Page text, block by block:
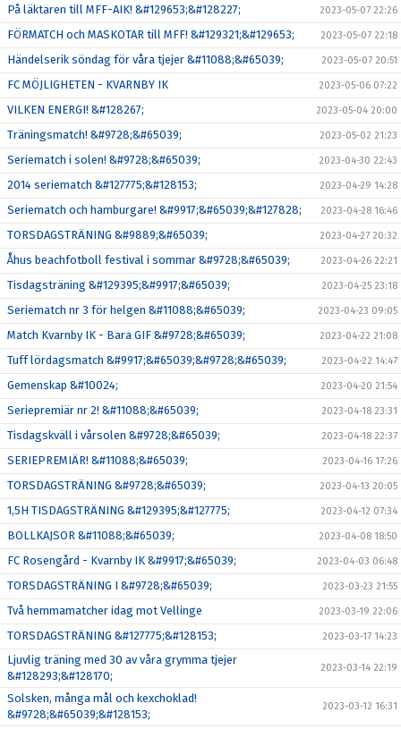
På läktaren till MFF-AIK! &#129653;&#128227; 2023-05-07 22:26
FÖRMATCH och MASKOTAR till MFF! &#129321;&#129653; 2023-05-07 22:18
Händelserik söndag för våra tjejer &#11088;&#65039; 2023-05-07 20:51
FC MÖJLIGHETEN - KVARNBY IK 2023-05-06 07:22
VILKEN ENERGI! &#128267; 2023-05-04 20:00
Träningsmatch! &#9728;&#65039; 2023-05-02 21:23
Seriematch i solen! &#9728;&#65039; 2023-04-30 22:43
2014 seriematch &#127775;&#128153; 2023-04-29 14:28
Seriematch och hamburgare! &#9917;&#65039;&#127828; 2023-04-28 16:46
TORSDAGSTRÄNING &#9889;&#65039; 2023-04-27 20:32
Åhus beachfotboll festival i sommar &#9728;&#65039; 2023-04-26 22:21
Tisdagsträning &#129395;&#9917;&#65039; 2023-04-25 23:18
Seriematch nr 3 för helgen &#11088;&#65039; 2023-04-23 09:05
Match Kvarnby IK - Bara GIF &#9728;&#65039; 2023-04-22 21:08
Tuff lördagsmatch &#9917;&#65039;&#9728;&#65039; 2023-04-22 14:47
Gemenskap &#10024; 2023-04-20 21:54
Seriepremiär nr 2! &#11088;&#65039; 2023-04-18 23:31
Tisdagskväll i vårsolen &#9728;&#65039; 2023-04-18 22:37
SERIEPREMIÄR! &#11088;&#65039; 2023-04-16 17:26
TORSDAGSTRÄNING &#9728;&#65039; 2023-04-13 20:05
1,5H TISDAGSTRÄNING &#129395;&#127775; 2023-04-12 07:34
BOLLKAJSOR &#11088;&#65039; 2023-04-08 18:50
FC Rosengård - Kvarnby IK &#9917;&#65039; 2023-04-03 06:48
TORSDAGSTRÄNING I &#9728;&#65039; 2023-03-23 21:55
Två hemmamatcher idag mot Vellinge 2023-03-19 22:06
TORSDAGSTRÄNING &#127775;&#128153; 2023-03-17 14:23
Ljuvlig träning med 30 av våra grymma tjejer
&#128293;&#128170;
2023-03-14 22:19
Solsken, många mål och kexchoklad!
&#9728;&#65039;&#128153;
2023-03-12 16:31